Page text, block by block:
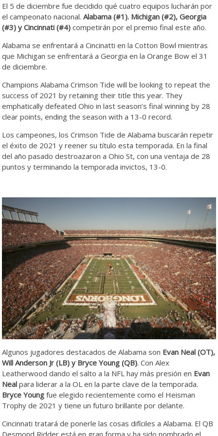
El 5 de diciembre fue decidido qué cuatro equipos lucharán por
el campeonato nacional.Alabama (#1). Michigan (#2), Georgia
(#3) y Cincinnati (#4) competirán por el premio final este año.
Alabama se enfrentará a Cincinatti en la Cotton Bowl mientras
que Michigan se enfrentará a Georgia en la Orange Bow el 31
de diciembre.
Champions Alabama Crimson Tide will be looking to repeat the
success of 2021 by retaining their title this year. They
emphatically defeated Ohio in last season’s final winning by 28
clear points, ending the season with a 13-0 record.
Los campeones, los Crimson Tide de Alabama buscarán repetir
el éxito de 2021 y reener su título esta temporada. En la final
del año pasado destroazaron a Ohio St, con una ventaja de 28
puntos y terminando la temporada invictos, 13-0.
Algunos jugadores destacados de Alabama son Evan Neal (OT),
Will Anderson Jr (LB) y Bryce Young (QB). Con Alex
Leatherwood dando el salto a la NFL hay más presión en Evan
Neal para liderar a la OL en la parte clave de la temporada.
Bryce Young fue elegido recientemente como el Heisman
Trophy de 2021 y tiene un futuro brillante por delante.
Cincinnati tratará de ponerle las cosas difíciles a Alabama. El QB
Desmond Ridder está en gran forma y ha sido nombrado el